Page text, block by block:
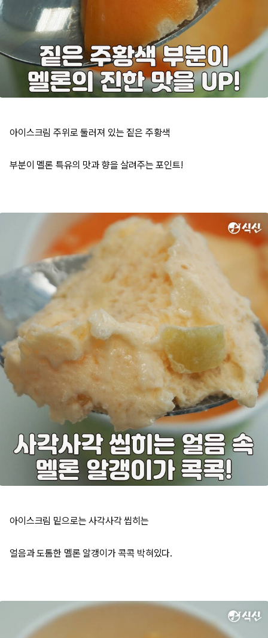
아이스크림 주위로 둘러져 있는 짙은 주황색
부분이 멜론 특유의 맛과 향을 살려주는 포인트!
아이스크림 밑으로는 사각사각 씹히는
얼음과 도톰한 멜론 알갱이가 콕콕 박혀있다.